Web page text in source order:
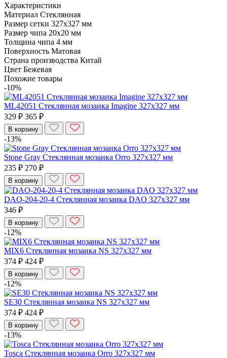
Характеристики
Материал Стеклянная
Размер сетки 327x327 мм
Размер чипа 20x20 мм
Толщина чипа 4 мм
Поверхность Матовая
Страна производства Китай
Цвет Бежевая
Похожие товары
-10%
ML42051 Стеклянная мозаика Imagine 327x327 мм
329 ₽ 365 ₽
В корзину
-13%
Stone Gray Стеклянная мозаика Orro 327x327 мм
235 ₽ 270 ₽
В корзину
DAO-204-20-4 Стеклянная мозаика DAO 327x327 мм
346 ₽
В корзину
-12%
MIX6 Стеклянная мозаика NS 327x327 мм
374 ₽ 424 ₽
В корзину
-12%
SE30 Стеклянная мозаика NS 327x327 мм
374 ₽ 424 ₽
В корзину
-13%
Tosca Стеклянная мозаика Orro 327x327 мм